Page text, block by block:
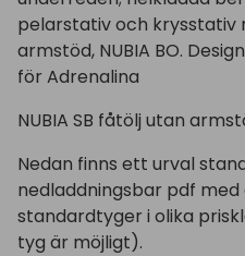
pelarstativ och krysstativ
armstöd, NUBIA BO.
för Adrenalina
NUBIA SB fåtölj utan
Nedan finns ett urval
nedladdningsbar pdf
standardtyger i olika
tyg är möjligt).